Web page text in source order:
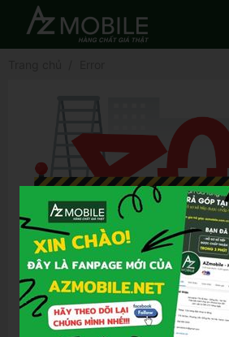
Để tìm được kết quả chính
lòng:
Kiểm tra lỗi chính tả của từ khóa đã
Thử lại bằng từ khóa khác
Thử lại bằng những từ khóa tổng